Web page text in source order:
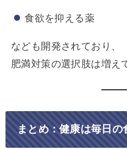
食欲を抑える薬
なども開発されており、
肥満対策の選択肢は増え
まとめ：健康は毎日の